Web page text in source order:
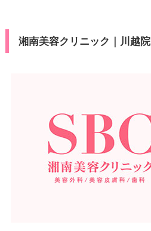
湘南美容クリニック｜川越院